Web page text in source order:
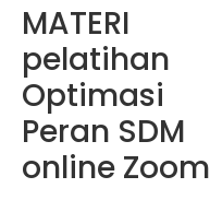
MATERI
pelatihan
Optimasi
Peran SDM
online Zoom